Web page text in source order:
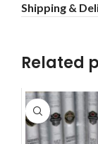
Shipping &
Related